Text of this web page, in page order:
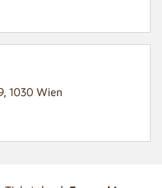
1030 Wien